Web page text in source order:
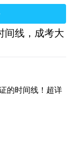
间线，成考大
的时间线！超详